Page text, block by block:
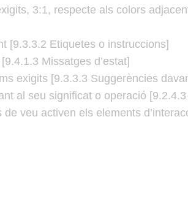
3:1, respecte als colors
[9.3.3.2 Etiquetes o instruccions]
Missatges d’estat]
exigits [9.3.3.3 Suggerències
al seu significat o operació
veu activen els elements